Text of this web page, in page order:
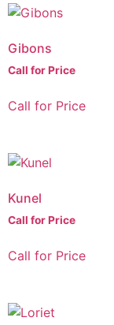
Gibons
Call for Price
Call for Price
Kunel
Call for Price
Call for Price